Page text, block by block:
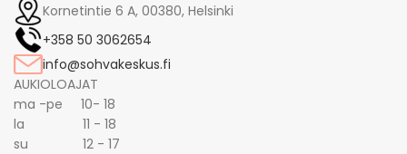
Kornetintie 6 A, 00380, Helsinki
+358 50 3062654
info@sohvakeskus.fi
AUKIOLOAJAT
ma -pe 10- 18
la 11 - 18
su 12 - 17